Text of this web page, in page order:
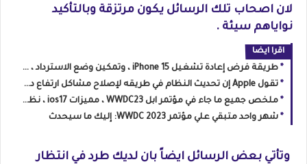
لان اصحاب تلك الرسائل يكون مرتزقة وبالتأكيد
نواياهم سيئة .
اقرا ايضا
طريقة فرض إعادة تشغيل iPhone 15 ، وتمكين وضع الاسترداد ، ووضع DFU
تقول Apple إن تحديث النظام في طريقه لإصلاح مشاكل ارتفاع درجة حرارة iPhone 15
ملخص جميع ما جاء في مؤتمر ابل WWDC23 ، مميزات ios17 ، نظام macOS Sonoma
شهر واحد متبقي علي مؤتمر WWDC 2023: إليك ما سيحدث
وتأتي بعض الرسائل ايضاً بان لديك طرد في انتظار